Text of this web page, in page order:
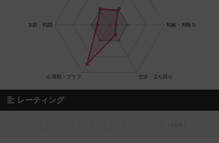
レーティング